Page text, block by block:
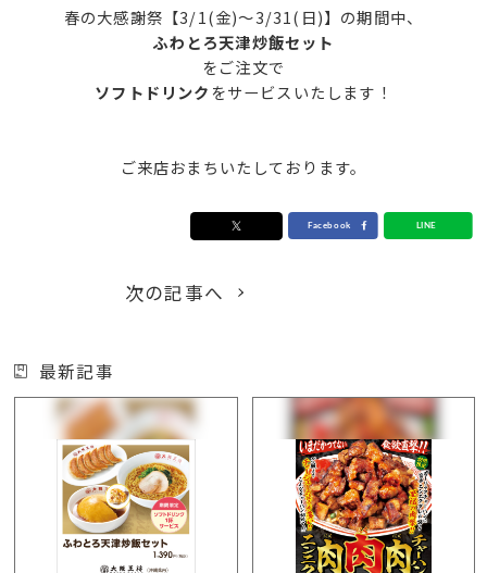
春の大感謝祭【3/1(金)～3/31(日)】の期間中、
ふわとろ天津炒飯セット
をご注文で
ソフトドリンク をサービスいたします！
ご来店おまちいたしております。
次の記事へ
最新記事